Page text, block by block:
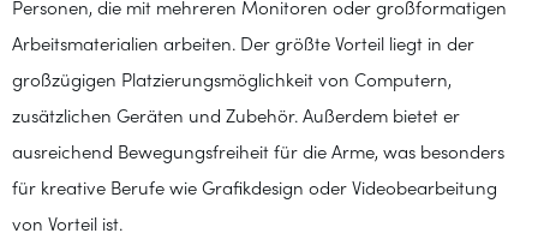
Personen, die mit mehreren Monitoren oder großformatigen
Arbeitsmaterialien arbeiten. Der größte Vorteil liegt in der
großzügigen Platzierungsmöglichkeit von Computern,
zusätzlichen Geräten und Zubehör. Außerdem bietet er
ausreichend Bewegungsfreiheit für die Arme, was besonders
für kreative Berufe wie Grafikdesign oder Videobearbeitung
von Vorteil ist.